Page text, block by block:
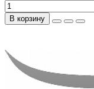
В корзину